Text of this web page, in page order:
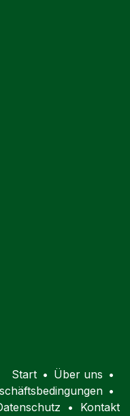
Start • Über uns •
•
• Kontakt